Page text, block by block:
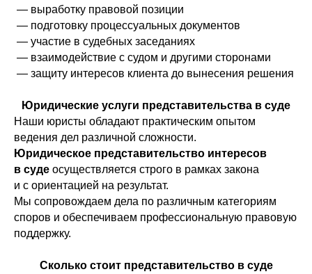
— выработку правовой позиции
— подготовку процессуальных документов
— участие в судебных заседаниях
— взаимодействие с судом и другими сторонами
— защиту интересов клиента до вынесения решения
Юридические услуги представительства в суде
Наши юристы обладают практическим опытом
ведения дел различной сложности.
Юридическое представительство интересов
в суде осуществляется строго в рамках закона
и с ориентацией на результат.
Мы сопровождаем дела по различным категориям
споров и обеспечиваем профессиональную правовую
поддержку.
Сколько стоит представительство в суде